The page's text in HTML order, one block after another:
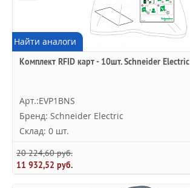
Найти аналоги
Комплект RFID карт - 10шт. Schneider Electric
Арт.:EVP1BNS
Бренд: Schneider Electric
Склад: 0 шт.
20 224,60 руб.
11 932,52 руб.